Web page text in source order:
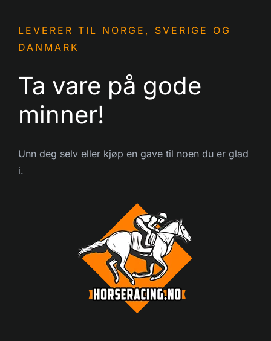
LEVERER TIL NORGE, SVERIGE OG
DANMARK
Ta vare på gode
minner!
Unn deg selv eller kjøp en gave til noen du er glad
i.